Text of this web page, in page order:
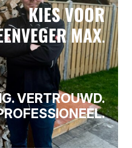
KIES VOOR
MAX.
VERTROUWD.